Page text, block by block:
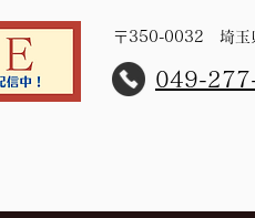
〒350-0032 埼玉
​049-